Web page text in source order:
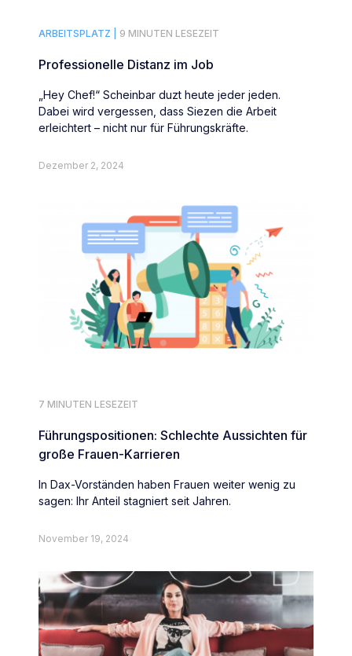
ARBEITSPLATZ | 9 MINUTEN LESEZEIT
Professionelle Distanz im Job
„Hey Chef!“ Scheinbar duzt heute jeder jeden.
Dabei wird vergessen, dass Siezen die Arbeit
erleichtert – nicht nur für Führungskräfte.
Dezember 2, 2024
7 MINUTEN LESEZEIT
Führungspositionen: Schlechte Aussichten für
große Frauen-Karrieren
In Dax-Vorständen haben Frauen weiter wenig zu
sagen: Ihr Anteil stagniert seit Jahren.
November 19, 2024